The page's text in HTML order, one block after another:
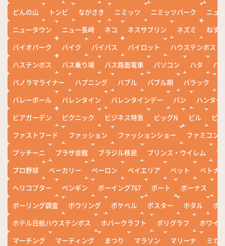
どんの山
トンビ ながさき ニミッツ ニミッツパーク
ニュ
ニュータウン
ニュー長崎 ネコ ネスサブリン ネズミ
ねず
バイオパーク
バイク バイパス パイロット
ハウステンボス
ハステンボス
バス乗り場 バス路面電車 パソコン ハタ
ハ
パノラマライナー
ハプニング バブル バブル期 バラック
バレーボール
バレンタイン バレンタインデー パン
ハンター
ビアガーデン
ピクニック ビジネス特急 ビッグN ビル
ビワ
ファストフード
ファッション ファッションショー
ファミコン
プッチーニ
プラザ会館 ブラジル移民 プリンス・ウイレム
ブ
プロ野球
ベーカリー ペーロン ベイエリア ペット
ベトナ
ヘリコプター
ペンギン ボーイング767 ボート ボーナス
ボーリング調査
ボウリング ポケベル ポスター ホタル
ホ
ホテル日航ハウステンボス
ホバークラフト ポリグラフ
ホワイ
マーチング
マーティング まつり マラソン マリーナ
ミカ